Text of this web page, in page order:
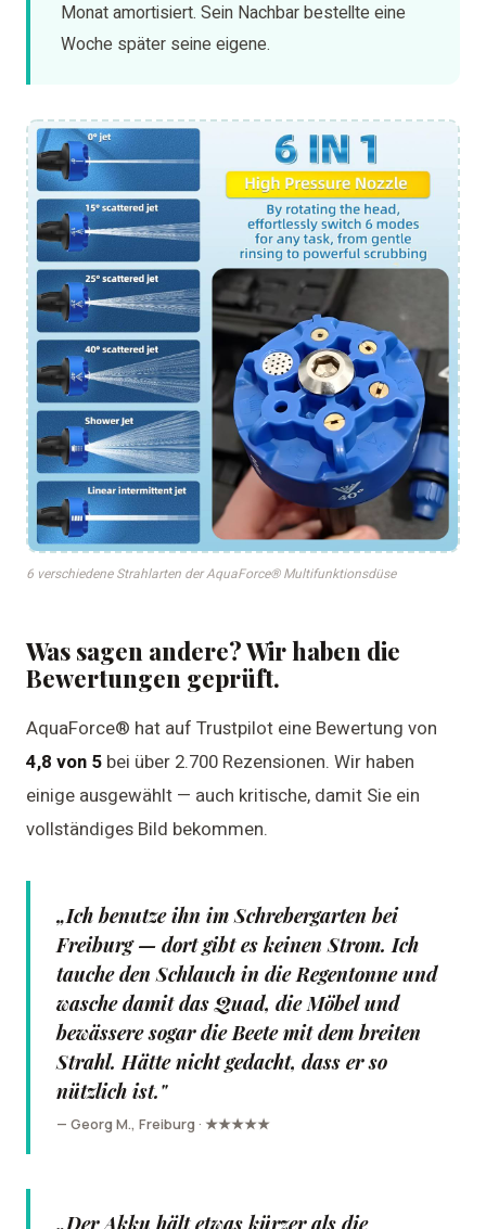
Monat amortisiert. Sein Nachbar bestellte eine
Woche später seine eigene.
6 verschiedene Strahlarten der AquaForce® Multifunktionsdüse
Was sagen andere? Wir haben die
Bewertungen geprüft.
AquaForce® hat auf Trustpilot eine Bewertung von
4,8 von 5 bei über 2.700 Rezensionen. Wir haben
einige ausgewählt — auch kritische, damit Sie ein
vollständiges Bild bekommen.
„Ich benutze ihn im Schrebergarten bei
Freiburg — dort gibt es keinen Strom. Ich
tauche den Schlauch in die Regentonne und
wasche damit das Quad, die Möbel und
bewässere sogar die Beete mit dem breiten
Strahl. Hätte nicht gedacht, dass er so
nützlich ist."
— Georg M., Freiburg · ★★★★★
„Der Akku hält etwas kürzer als die